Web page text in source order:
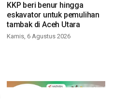
KKP beri benur hingga
eskavator untuk pemulihan
tambak di Aceh Utara
Kamis, 6 Agustus 2026